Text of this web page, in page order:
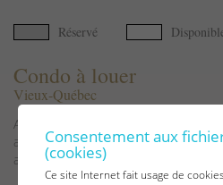
Réservé
Condo à louer
Vieux-Québec
Aire ouverte avec cuisine bien
aménagé avec un sofa-lit et deux
avec lits " queen...
Consentement aux
(cookies)
Ce site Internet fait usage de